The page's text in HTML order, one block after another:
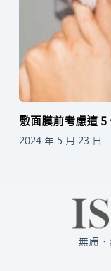
敷面膜前考慮這
2024 年 5 月 23 日
無慮